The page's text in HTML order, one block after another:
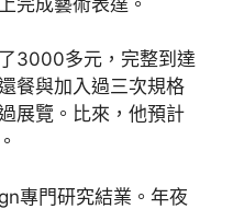
3000多元，完整到達
餐與加入過三次規格
展覽。比來，他預計
專門研究結業。年夜